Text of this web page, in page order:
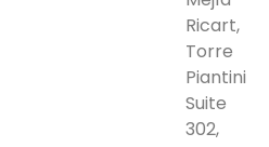
Ricart,
Torre
Piantini
Suite
302,